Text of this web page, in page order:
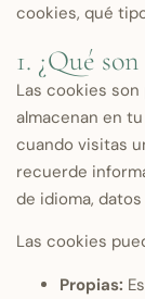
cookies, qué
1. ¿Qué
Las cookies
almacenan en
cuando visitas
recuerde
de idioma,
Las cookies
Propias: